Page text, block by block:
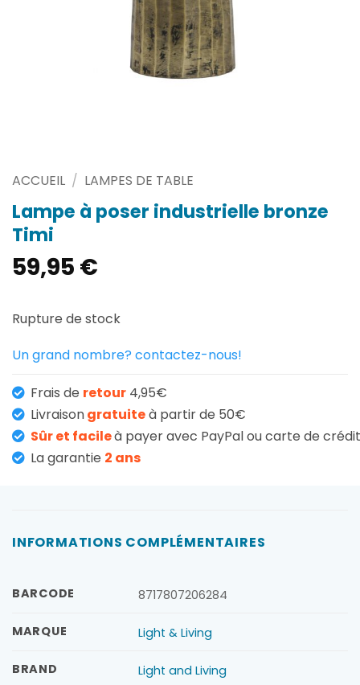
ACCUEIL / LAMPES DE TABLE
Lampe à poser industrielle bronze
Timi
59,95 €
Rupture de stock
Un grand nombre? contactez-nous!
Frais de retour 4,95€
Livraisongratuiteà partir de 50€
Sûr et facileà payer avec PayPal ou carte de crédit
La garantie 2 ans
INFORMATIONS COMPLÉMENTAIRES
BARCODE 8717807206284
MARQUE Light & Living
BRAND Light and Living